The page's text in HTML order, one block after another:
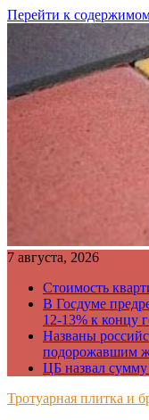
Перейти к
7 августа, 2026
Стоимость
В Госдуме
12-13% к концу
Названы
подорожавшим
ЦБ назвал сумму
Тротуарная плитка и